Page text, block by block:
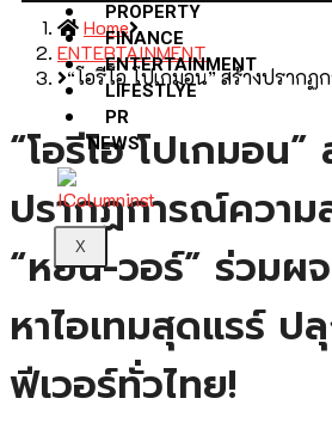
PROPERTY
FINANCE
ENTERTAINMENT
LIFESTLYE
PR
NEWS
X
Home
ENTERTAINMENT
“โอรีโอ โปเกมอน” สร้างปราก
“โอรีโอ โปเกมอน”
ปรากฏการณ์ควา
“หยิ่น-วอร์” ร่วม
หาไอเทมสุดแรร์ ป
ฟีเวอร์ทั่วไทย!